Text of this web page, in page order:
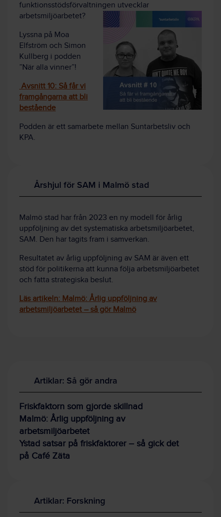
funktionsstödsförvaltningen utvecklar
arbetsmiljöarbetet?
Lyssna på Moa
Elfström och Simon
Kullberg i podden
”När alla vinner”!
Avsnitt 10: Så får vi
framgångarna att bli
bestående
Podden är ett samarbete mellan Suntarbetsliv och
KPA.
Årshjul för SAM i Malmö stad
Malmö stad har från 2023 en ny modell för årlig
uppföljning av det systematiska arbetsmiljöarbetet,
SAM. Den har tagits fram i samverkan.
Resultatet av årlig uppföljning av SAM är även ett
stöd för politikerna att kunna följa arbetsmiljöarbetet
och fatta strategiska beslut.
Läs artikeln: Malmö: Årlig uppföljning av
arbetsmiljöarbetet – så gör Malmö
Artiklar: Så gör andra
Friskfaktorn som gjorde skillnad
Malmö: Årlig uppföljning av
arbetsmiljöarbetet
Ystad satsar på friskfaktorer – så gick det
på Café Zäta
Artiklar: Forskning